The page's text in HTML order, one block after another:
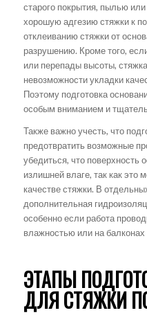
старого покрытия, пылью
хорошую адгезию стяжки к
отклеиванию стяжки от
разрушению. Кроме того,
или перепады высоты,
невозможности укладки
Поэтому подготовка
особым вниманием и
Также важно учесть, что
предотвратить возможные
убедиться, что поверхность
излишней влаге, так как это
качестве стяжки. В
дополнительная
особенно если работа
влажностью или на балконах
ЭТАПЫ
ДЛЯ СТЯЖКИ